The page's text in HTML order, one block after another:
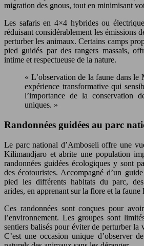
migration des gnous, tout en minimisant
Les safaris en 4×4 hybrides ou
réduisant considérablement les émissions
perturber les animaux. Certains camps
pied guidés par des rangers massaïs,
intime et respectueuse de la nature.
« L’observation de la faune dans le
expérience transformative qui
l’importance de la conservation
uniques. »
Randonnées guidées au parc
Le parc national d’Amboseli offre une
Kilimandjaro et abrite une population
randonnées guidées écologiques y sont
des écotouristes. Accompagné d’un
pied les différents habitats du parc,
arides, en apprenant sur la flore et la faune
Ces randonnées sont conçues pour
l’environnement. Les groupes sont
sentiers balisés pour éviter de perturber la
C’est une occasion unique d’observer